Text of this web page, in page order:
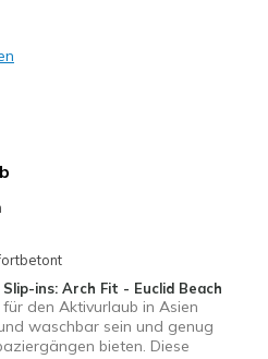
Passen genau
Passt genau
Kaufe für anstehenden
ins: Arch Fit - Euclid Beach
den Aktivurlaub in Asien
waschbar sein und genug
bieten. Diese